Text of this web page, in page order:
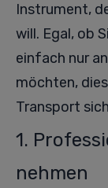
Instrument,
will. Egal, ob
einfach nur
möchten,
Transport
1.
nehmen